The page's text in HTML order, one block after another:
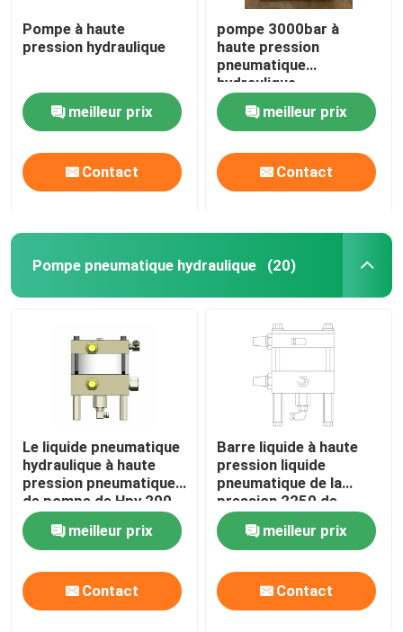
À la maison
Pompe à haute
pression hydraulique
meilleur prix
Contact
pompe 3000bar à
haute pression
pneumatique
hydraulique
pneumatique
meilleur prix
Contact
Pompe pneumatique hydraulique (20)
Le liquide pneumatique
hydraulique à haute
pression pneumatique
de pompe de Hpv 200
pompe la barre 1974
meilleur prix
Contact
Barre liquide à haute
pression liquide
pneumatique de la
pression 2250 de
pompe de Hpv 150
simplesmeilleur prix
Contact